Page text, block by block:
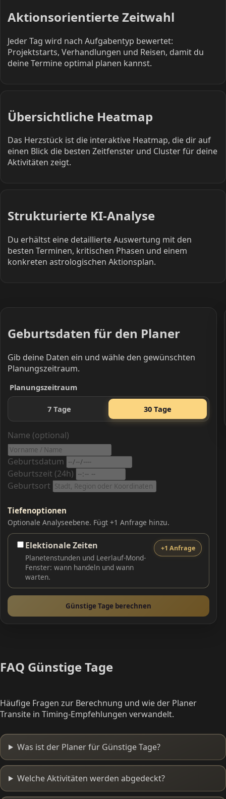
Aktionsorientierte Zeitwahl
Jeder Tag wird nach Aufgabentyp bewertet:
Projektstarts, Verhandlungen und Reisen, damit du
deine Termine optimal planen kannst.
Übersichtliche Heatmap
Das Herzstück ist die interaktive Heatmap, die dir auf
einen Blick die besten Zeitfenster und Cluster für deine
Aktivitäten zeigt.
Strukturierte KI-Analyse
Du erhältst eine detaillierte Auswertung mit den
besten Terminen, kritischen Phasen und einem
konkreten astrologischen Aktionsplan.
Geburtsdaten für den Planer
Gib deine Daten ein und wähle den gewünschten
Planungszeitraum.
Planungszeitraum
7 Tage 30 Tage
Name (optional)
Geburtsdatum
Geburtszeit (24h)
Geburtsort
Tiefenoptionen
Optionale Analyseebene. Fügt +1 Anfrage hinzu.
Elektionale Zeiten
Planetenstunden und Leerlauf-Mond-
Fenster: wann handeln und wann
warten.
+1 Anfrage
Günstige Tage berechnen
FAQ Günstige Tage
Häufige Fragen zur Berechnung und wie der Planer
Transite in Timing-Empfehlungen verwandelt.
Was ist der Planer für Günstige Tage?
Welche Aktivitäten werden abgedeckt?